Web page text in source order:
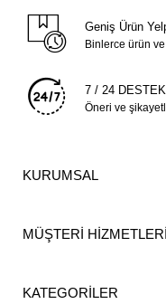
Geniş Ürün
Binlerce ürün
7 / 24 DESTEK
Öneri ve
KURUMSAL
MÜŞTERİ HİZMETLERİ
KATEGORİLER